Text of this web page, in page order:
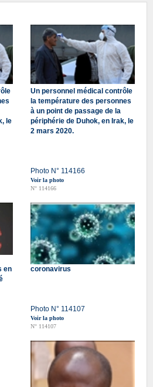
le
Un personnel médical contrôle
la température des personnes
à un point de passage de la
périphérie de Duhok, en Irak, le
2 mars 2020.
Photo N° 114166
Voir la photo
N° 114166
en
coronavirus
Photo N° 114107
Voir la photo
N° 114107